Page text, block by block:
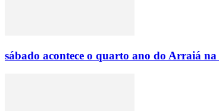
sábado acontece o quarto ano do Arraiá